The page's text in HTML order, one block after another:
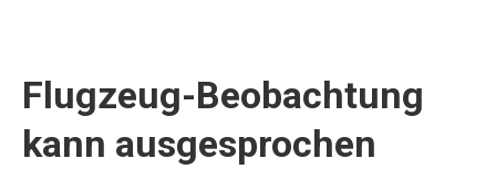
Flugzeug-Beobachtung
kann ausgesprochen